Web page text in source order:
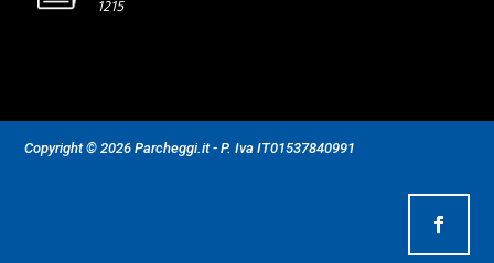
1215
Copyright © 2026 Parcheggi.it - P. Iva IT01537840991